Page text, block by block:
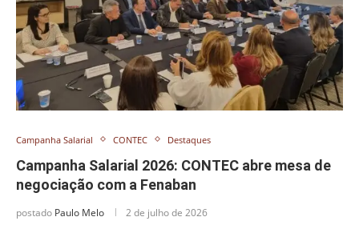
Campanha Salarial CONTEC Destaques
Campanha Salarial 2026: CONTEC abre mesa de
negociação com a Fenaban
postado Paulo Melo 2 de julho de 2026